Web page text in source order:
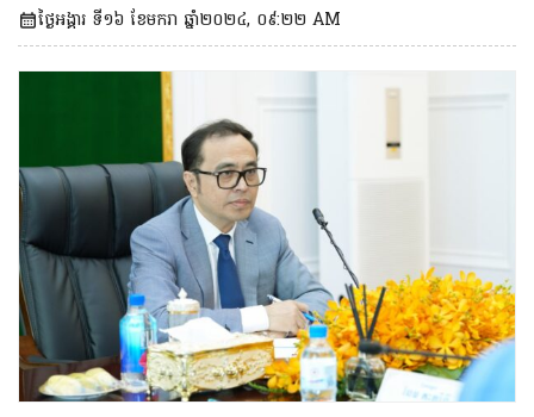
ឆ្នាំ២០២៤-២០២៨
ថ្ងៃអង្គារ ទី១៦ ខែមករា ឆ្នាំ២០២៤, ០៩:២២ AM